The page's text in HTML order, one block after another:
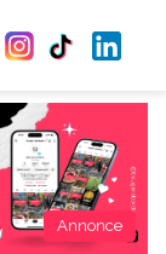
Annonce